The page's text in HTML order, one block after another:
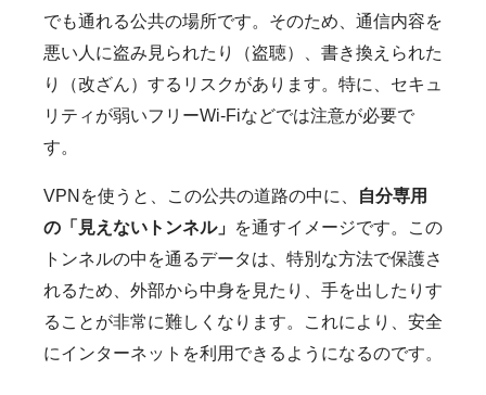
でも通れる公共の場所です。そのため、通信内容を
悪い人に盗み見られたり（盗聴）、書き換えられた
り（改ざん）するリスクがあります。特に、セキュ
リティが弱いフリーWi-Fiなどでは注意が必要で
す。
VPNを使うと、この公共の道路の中に、
自分専用
の「見えないトンネル」 を通すイメージです。この
トンネルの中を通るデータは、特別な方法で保護さ
れるため、外部から中身を見たり、手を出したりす
ることが非常に難しくなります。これにより、安全
にインターネットを利用できるようになるのです。